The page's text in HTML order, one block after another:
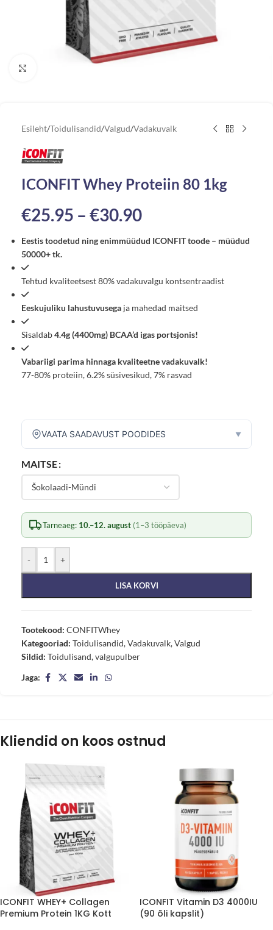
Esileht/Toidulisandid/Valgud/Vadakuvalk
ICONFIT Whey Proteiin 80 1kg
€25.95 – €30.90
Eestis toodetud ning enimmüüdud ICONFIT toode – müüdud
50000+ tk.
Tehtud kvaliteetsest 80% vadakuvalgu kontsentraadist
Eeskujuliku lahustuvusega ja mahedad maitsed
Sisaldab4.4g (4400mg) BCAA’d igas portsjonis!
Vabariigi parima hinnaga kvaliteetne vadakuvalk!
77-80% proteiin, 6.2% süsivesikud, 7% rasvad
VAATA SAADAVUST POODIDES ▼
MAITSE
Tarneaeg: 10.–12. august (1–3 tööpäeva)
- +
LISA KORVI
Tootekood: CONFITWhey
Kategooriad: Toidulisandid,Vadakuvalk,Valgud
Sildid: Toidulisand,valgupulber
Jaga:
Kliendid on koos ostnud
ICONFIT WHEY+ Collagen
Premium Protein 1KG Kott
ICONFIT Vitamin D3 4000IU
(90 õli kapslit)